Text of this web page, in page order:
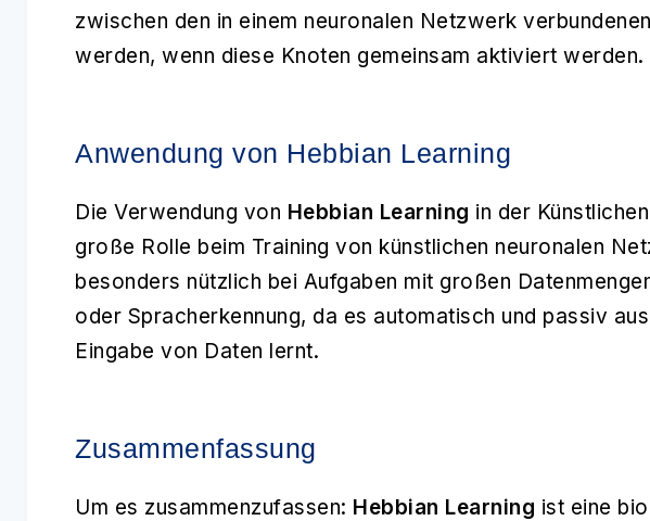
zwischen den in einem neuronalen Netzwerk
werden, wenn diese Knoten gemeinsam aktiviert werden.
Anwendung von Hebbian Learning
Die Verwendung von Hebbian Learning in der
große Rolle beim Training von künstlichen neuronalen
besonders nützlich bei Aufgaben mit großen
oder Spracherkennung, da es automatisch und passiv
Eingabe von Daten lernt.
Zusammenfassung
Um es zusammenzufassen: Hebbian Learning ist eine